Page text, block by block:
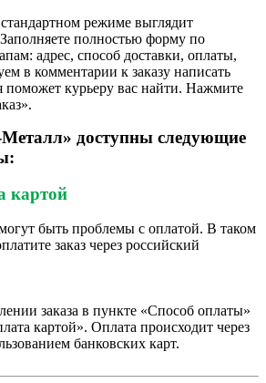
режиме выглядит
полностью форму по
адрес, способ доставки, оплаты,
в комментарии к заказу написать
курьеру вас найти. Нажмите
доступны следующие
картой
быть проблемы с оплатой. В таком
заказ через российский
заказа в пункте «Способ оплаты»
картой». Оплата происходит через
банковских карт.